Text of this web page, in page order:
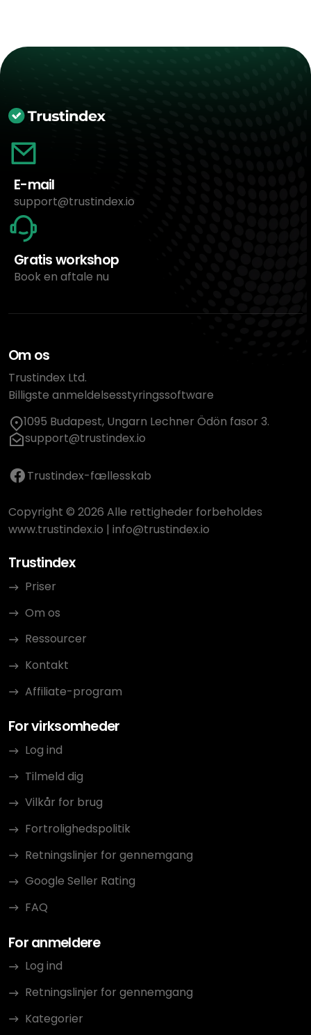
E-mail
support@trustindex.io
Gratis workshop
Book en aftale nu
Om os
Trustindex Ltd.
Billigste anmeldelsesstyringssoftware
1095 Budapest, Ungarn Lechner Ödön fasor 3.
support@trustindex.io
Trustindex-fællesskab
Copyright © 2026 Alle rettigheder forbeholdes
www.trustindex.io | info@trustindex.io
Trustindex
Priser
Om os
Ressourcer
Kontakt
Affiliate-program
For virksomheder
Log ind
Tilmeld dig
Vilkår for brug
Fortrolighedspolitik
Retningslinjer for gennemgang
Google Seller Rating
FAQ
For anmeldere
Log ind
Retningslinjer for gennemgang
Kategorier